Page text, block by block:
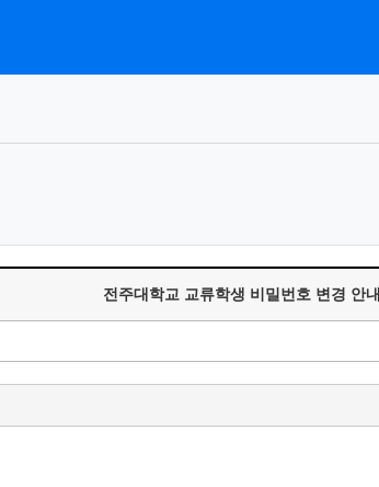
전주대학교 교류학생 비밀번호 변경 안내